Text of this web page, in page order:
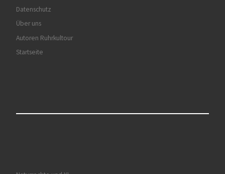
Datenschutz
Über uns
Autoren Ruhrkultour
Startseite